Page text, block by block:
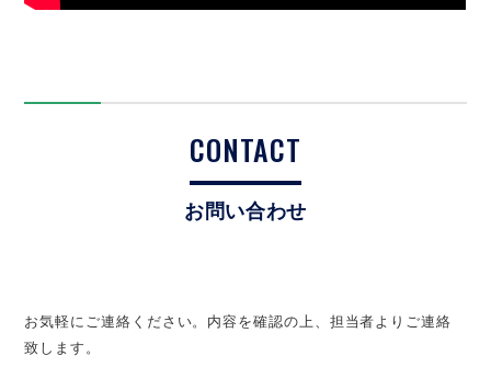
CONTACT
お問い合わせ
お気軽にご連絡ください。内容を確認の上、担当者よりご連絡
致します。